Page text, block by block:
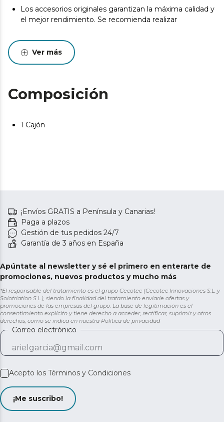
Los accesorios originales garantizan la máxima calidad y
el mejor rendimiento. Se recomienda realizar
Ver más
Composición
1 Cajón
¡Envíos GRATIS a Península y Canarias!
Paga a plazos
Gestión de tus pedidos 24/7
Garantía de 3 años en España
Apúntate al newsletter y sé el primero en enterarte de
promociones, nuevos productos y mucho más
*El responsable del tratamiento es el grupo Cecotec (Cecotec Innovaciones S.L. y
Solotriatlon S.L.), siendo la finalidad del tratamiento enviarle ofertas y
promociones de las empresas del grupo. La base de legitimación es el
consentimiento explícito y tiene derecho a acceder, rectificar, suprimir y otros
derechos, como se indica en nuestra Política de privacidad
Correo electrónico
Acepto los Términos y Condiciones
¡Me suscribo!